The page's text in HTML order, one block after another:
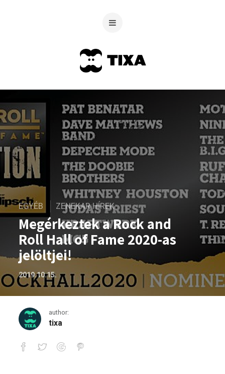
EGYÉB ZENEKAR HÍREK
Megérkeztek a Rock and
Roll Hall of Fame 2020-as
jelöltjei!
2019.10.15.
author:
tixa